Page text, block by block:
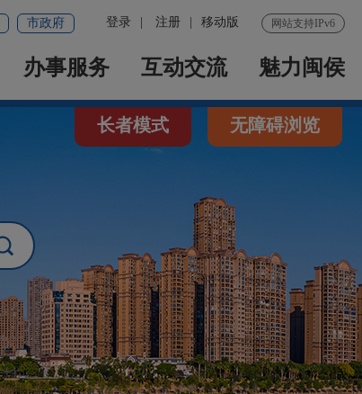
网站支持IPv6
登录 注册 移动版
市政府
办事服务 互动交流 魅力闽侯
长者模式 无障碍浏览